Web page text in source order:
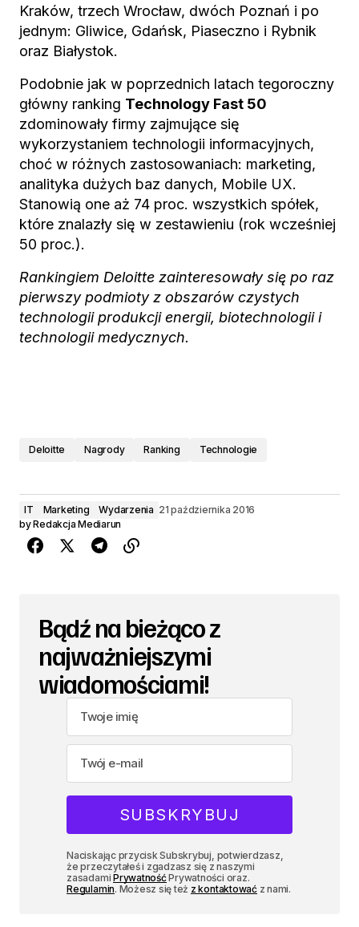
Kraków, trzech Wrocław, dwóch Poznań i po
jednym: Gliwice, Gdańsk, Piaseczno i Rybnik
oraz Białystok.
Podobnie jak w poprzednich latach tegoroczny
główny ranking Technology Fast 50
zdominowały firmy zajmujące się
wykorzystaniem technologii informacyjnych,
choć w różnych zastosowaniach: marketing,
analityka dużych baz danych, Mobile UX.
Stanowią one aż 74 proc. wszystkich spółek,
które znalazły się w zestawieniu (rok wcześniej
50 proc.).
Rankingiem Deloitte zainteresowały się po raz
pierwszy podmioty z obszarów czystych
technologii produkcji energii, biotechnologii i
technologii medycznych.
Deloitte Nagrody Ranking Technologie
IT Marketing Wydarzenia 21 października 2016
byRedakcja Mediarun
Bądź na bieżąco z
najważniejszymi
wiadomościami!
Naciskając przycisk Subskrybuj, potwierdzasz,
że przeczytałeś i zgadzasz się z naszymi
zasadamiPrywatnośćPrywatności oraz.
Regulamin. Możesz się też z kontaktowaćz nami.